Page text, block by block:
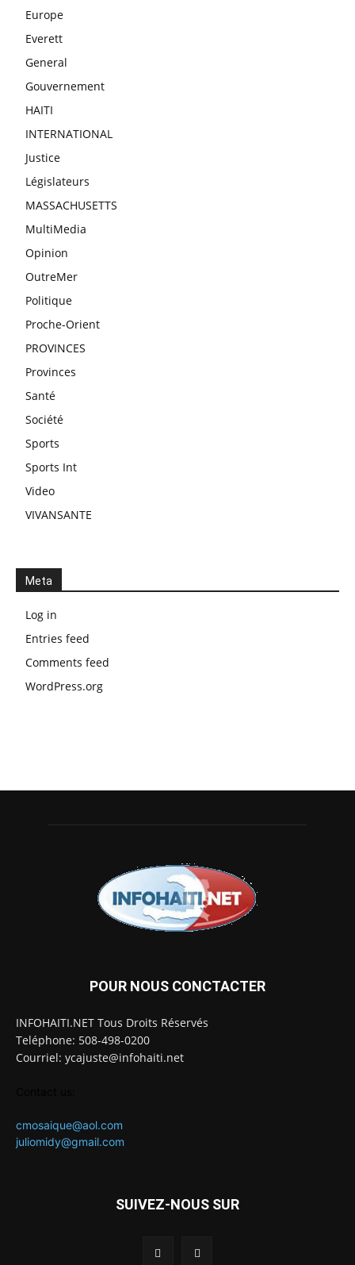
Europe
Everett
General
Gouvernement
HAITI
INTERNATIONAL
Justice
Législateurs
MASSACHUSETTS
MultiMedia
Opinion
OutreMer
Politique
Proche-Orient
PROVINCES
Provinces
Santé
Société
Sports
Sports Int
Video
VIVANSANTE
Meta
Log in
Entries feed
Comments feed
WordPress.org
POUR NOUS CONCTACTER
INFOHAITI.NET Tous Droits Réservés
Teléphone: 508-498-0200
Courriel: ycajuste@infohaiti.net
cmosaique@aol.com
juliomidy@gmail.com
SUIVEZ-NOUS SUR